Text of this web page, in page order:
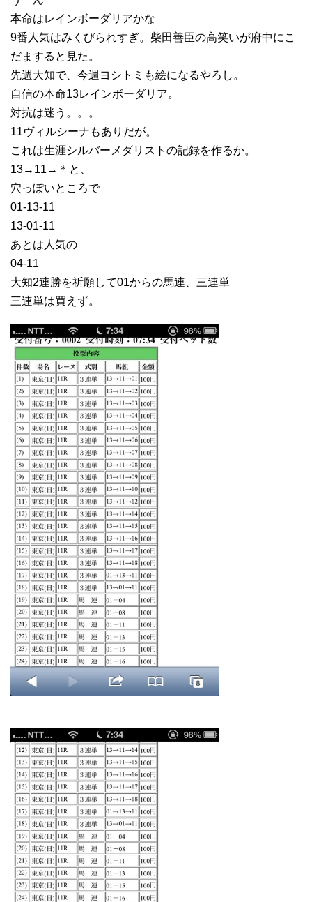
本命はレインボーダリアかな
9番人気はみくびられすぎ。柴田善臣の高笑いが府中にこ
だますると見た。
先週大知で、今週ヨシトミも絵になるやろし。
自信の本命13レインボーダリア。
対抗は迷う。。。
11ヴィルシーナもありだが。
これは生涯シルバーメダリストの記録を作るか。
13→11→＊と、
穴っぽいところで
01-13-11
13-01-11
あとは人気の
04-11
大知2連勝を祈願して01からの馬連、三連単
三連単は買えず。